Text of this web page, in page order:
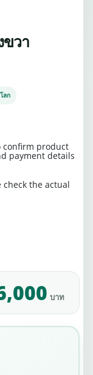
วา
ลก
confirm product
payment details
the actual
บาท